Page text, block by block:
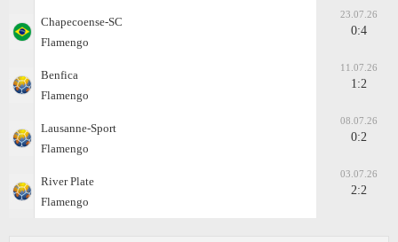
Chapecoense-SC
Flamengo
23.07.26
0:4
Benfica
Flamengo
11.07.26
1:2
Lausanne-Sport
Flamengo
08.07.26
0:2
River Plate
Flamengo
03.07.26
2:2